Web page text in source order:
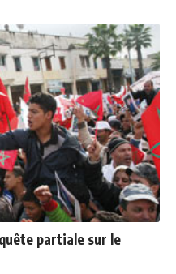
partiale sur le